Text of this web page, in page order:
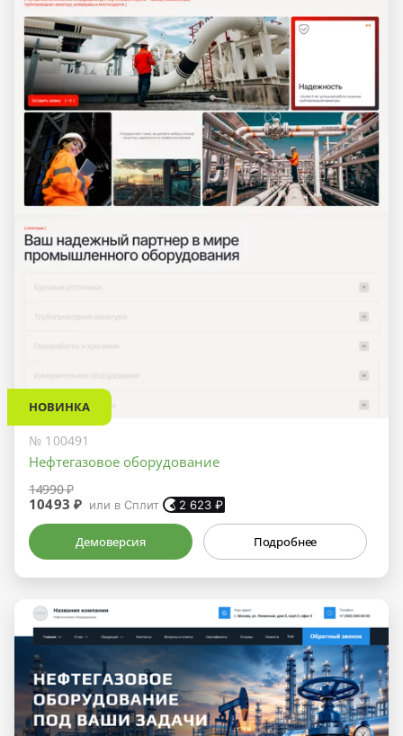
НОВИНКА
№ 100491
Нефтегазовое оборудование
14990 ₽
10493 ₽ или в Сплит 2 623 ₽
Демоверсия Подробнее